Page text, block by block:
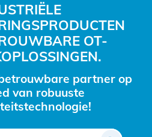
OT-
partner op
van robuuste